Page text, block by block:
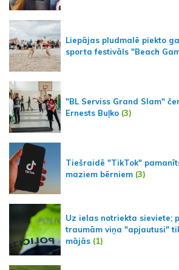
Liepājas pludmalē piekto
sporta festivāls "Beach
"BL Serviss Grand Slam"
Ernests Buļko (3)
Tiešraidē "TikTok"
maziem bērniem (3)
Uz ielas notriekta sieviete;
traumām viņa "apjautusi"
mājās (1)